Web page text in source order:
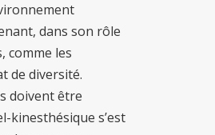
dans son rôle
comme les
de diversité.
doivent être
kinesthésique s’est